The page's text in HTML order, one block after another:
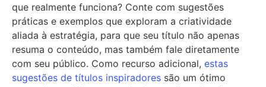
que realmente funciona? Conte com sugestões
práticas e exemplos que exploram a criatividade
aliada à estratégia, para que seu título não apenas
resuma o conteúdo, mas também fale diretamente
com seu público. Como recurso adicional, estas
sugestões de títulos inspiradores são um ótimo